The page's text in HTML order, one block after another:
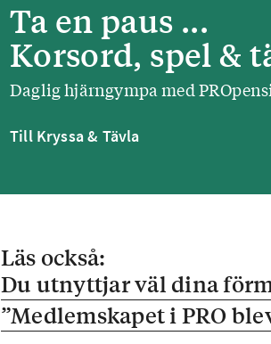
Ta en paus ...
Korsord, spel &
Daglig hjärngympa med
Till Kryssa & Tävla
Läs också:
Du utnyttjar väl dina
”Medlemskapet i PRO